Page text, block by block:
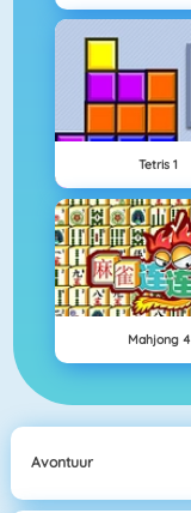
Tetris 1
Mahjong 4
Avontuur